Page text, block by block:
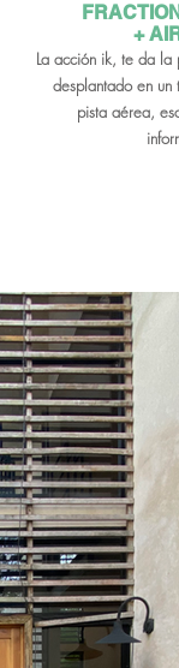
+
La acción ik, te da la
desplantado en un
pista aérea,